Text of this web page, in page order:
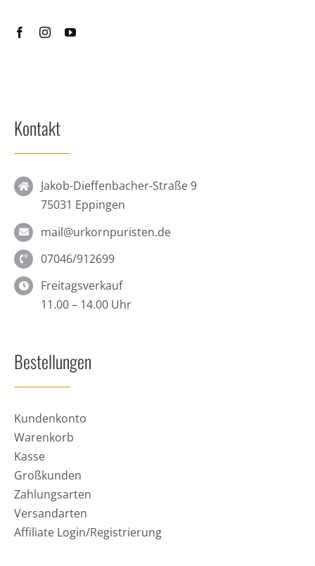
Kontakt
Jakob-Dieffenbacher-Straße 9
75031 Eppingen
mail@urkornpuristen.de
07046/912699
Freitagsverkauf
11.00 – 14.00 Uhr
Bestellungen
Kundenkonto
Warenkorb
Kasse
Großkunden
Zahlungsarten
Versandarten
Affiliate Login/Registrierung